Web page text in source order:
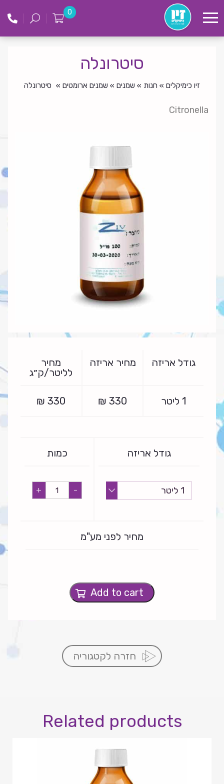
לתוכן
זיו
כימקילים
0
סיטרונלה
זיו כימיקלים » חנות » שמנים » שמנים ארומטים » סיטרונלה
Citronella
גודל אריזה מחיר אריזה
מחיר
לליטר/ק״ג
1 ליטר 330
₪
330
₪
גודל אריזה כמות
- סיטרונלה
quantity
+
מחיר לפני מע"מ
Add to cart
חזרה לקטגוריה
Related products